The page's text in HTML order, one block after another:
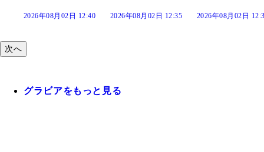
2026年08月02日 12:35 2026年08月02日 12:30 2026年08月02日
次へ
グラビアをもっと見る